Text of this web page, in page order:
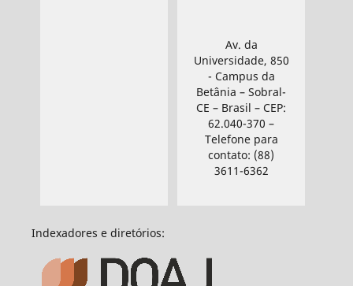
Av. da
Universidade, 850
- Campus da
Betânia – Sobral-
CE – Brasil – CEP:
62.040-370 –
Telefone para
contato: (88)
3611-6362
Indexadores e diretórios: